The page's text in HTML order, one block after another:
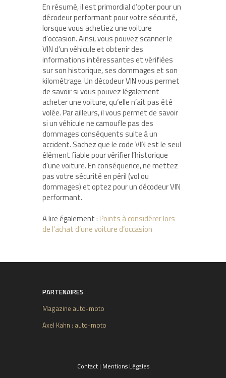
En résumé, il est primordial d’opter pour un
décodeur performant pour votre sécurité,
lorsque vous achetiez une voiture
d’occasion. Ainsi, vous pouvez scanner le
VIN d’un véhicule et obtenir des
informations intéressantes et vérifiées
sur son historique, ses dommages et son
kilométrage. Un décodeur VIN vous permet
de savoir si vous pouvez légalement
acheter une voiture, qu’elle n’ait pas été
volée. Par ailleurs, il vous permet de savoir
si un véhicule ne camoufle pas des
dommages conséquents suite à un
accident. Sachez que le code VIN est le seul
élément fiable pour vérifier l’historique
d’une voiture. En conséquence, ne mettez
pas votre sécurité en péril (vol ou
dommages) et optez pour un décodeur VIN
performant.
A lire également : Points à considérer lors
de l’achat d’une voiture d’occasion
PARTENAIRES
Magazine auto-moto
Axel Kahn : auto-moto
Contact| Mentions Légales